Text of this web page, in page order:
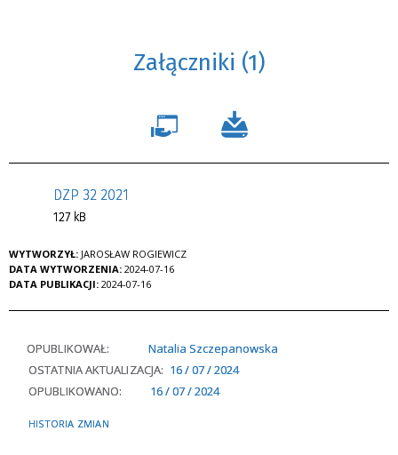
Załączniki (1)
DZP 32 2021
127 kB
WYTWORZYŁ: JAROSŁAW ROGIEWICZ
DATA WYTWORZENIA: 2024-07-16
DATA PUBLIKACJI: 2024-07-16
OPUBLIKOWAŁ:
Natalia Szczepanowska
OSTATNIA AKTUALIZACJA: 16 / 07 / 2024
OPUBLIKOWANO:
16 / 07 / 2024
HISTORIA ZMIAN